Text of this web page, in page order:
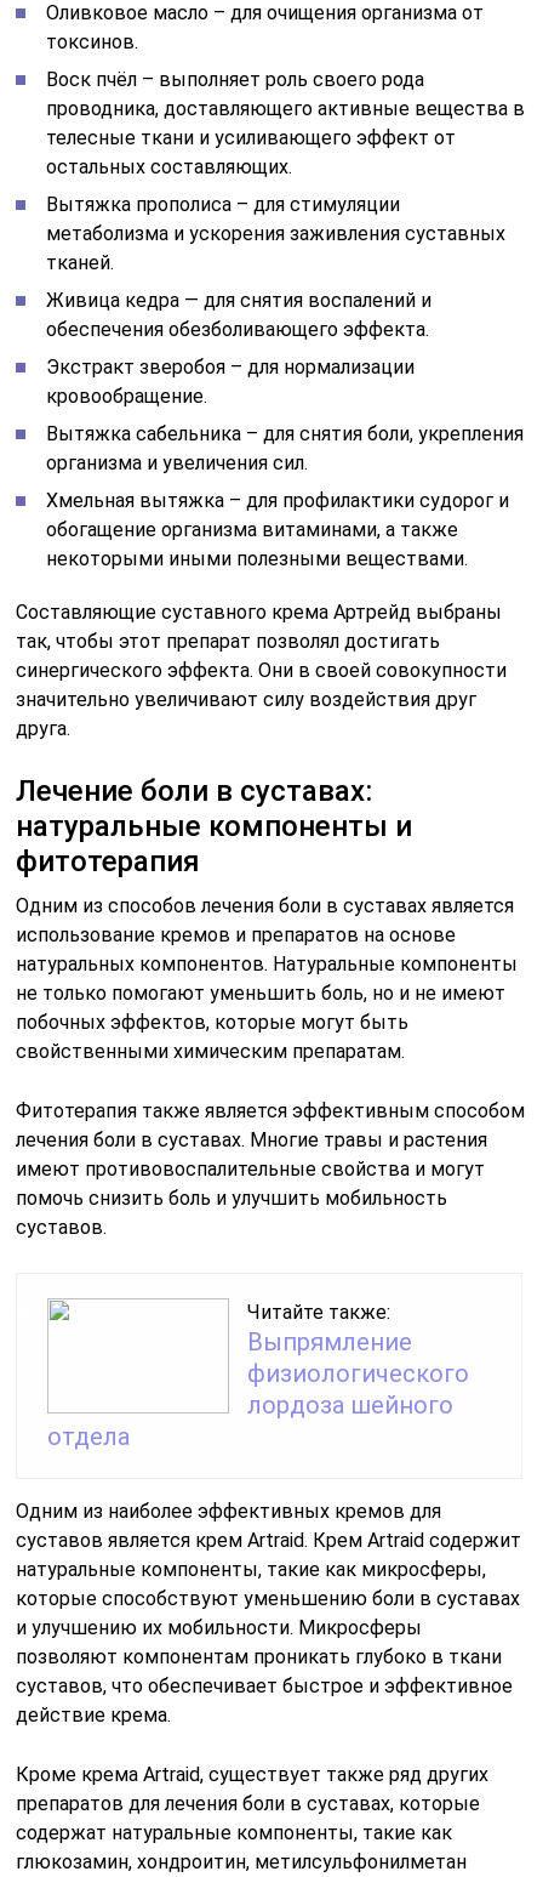
Оливковое масло – для очищения организма от
токсинов.
Воск пчёл – выполняет роль своего рода
проводника, доставляющего активные вещества в
телесные ткани и усиливающего эффект от
остальных составляющих.
Вытяжка прополиса – для стимуляции
метаболизма и ускорения заживления суставных
тканей.
Живица кедра — для снятия воспалений и
обеспечения обезболивающего эффекта.
Экстракт зверобоя – для нормализации
кровообращение.
Вытяжка сабельника – для снятия боли, укрепления
организма и увеличения сил.
Хмельная вытяжка – для профилактики судорог и
обогащение организма витаминами, а также
некоторыми иными полезными веществами.
Составляющие суставного крема Артрейд выбраны
так, чтобы этот препарат позволял достигать
синергического эффекта. Они в своей совокупности
значительно увеличивают силу воздействия друг
друга.
Лечение боли в суставах:
натуральные компоненты и
фитотерапия
Одним из способов лечения боли в суставах является
использование кремов и препаратов на основе
натуральных компонентов. Натуральные компоненты
не только помогают уменьшить боль, но и не имеют
побочных эффектов, которые могут быть
свойственными химическим препаратам.
Фитотерапия также является эффективным способом
лечения боли в суставах. Многие травы и растения
имеют противовоспалительные свойства и могут
помочь снизить боль и улучшить мобильность
суставов.
Читайте также:
Выпрямление
физиологического
лордоза шейного
отдела
Одним из наиболее эффективных кремов для
суставов является крем Artraid. Крем Artraid содержит
натуральные компоненты, такие как микросферы,
которые способствуют уменьшению боли в суставах
и улучшению их мобильности. Микросферы
позволяют компонентам проникать глубоко в ткани
суставов, что обеспечивает быстрое и эффективное
действие крема.
Кроме крема Artraid, существует также ряд других
препаратов для лечения боли в суставах, которые
содержат натуральные компоненты, такие как
глюкозамин, хондроитин, метилсульфонилметан